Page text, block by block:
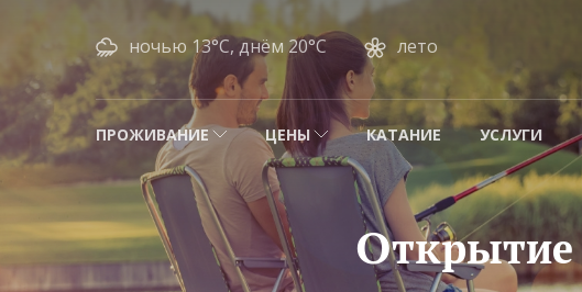
ночью 13°C, днём 20°C лето
ПРОЖИВАНИЕ ЦЕНЫ КАТАНИЕ УСЛУГИ
Открытие